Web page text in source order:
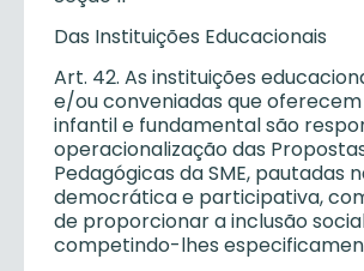
Das Instituições Educacionais
Art. 42. As instituições
e/ou conveniadas que
infantil e fundamental são
operacionalização das
Pedagógicas da SME, pautadas
democrática e participativa,
de proporcionar a inclusão
competindo-lhes